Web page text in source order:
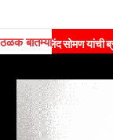
ठळक बातम्या
दूत म्हणून नियुक्ती शुद्ध